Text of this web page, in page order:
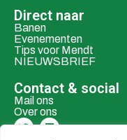
Direct naar
Banen
Evenementen
Tips voor Mendt
NIEUWSBRIEF
Contact & social
Mail ons
Over ons